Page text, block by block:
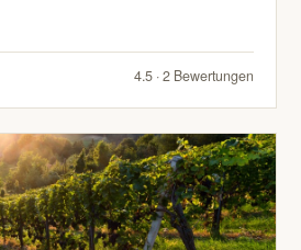
4.5 · 2 Bewertungen